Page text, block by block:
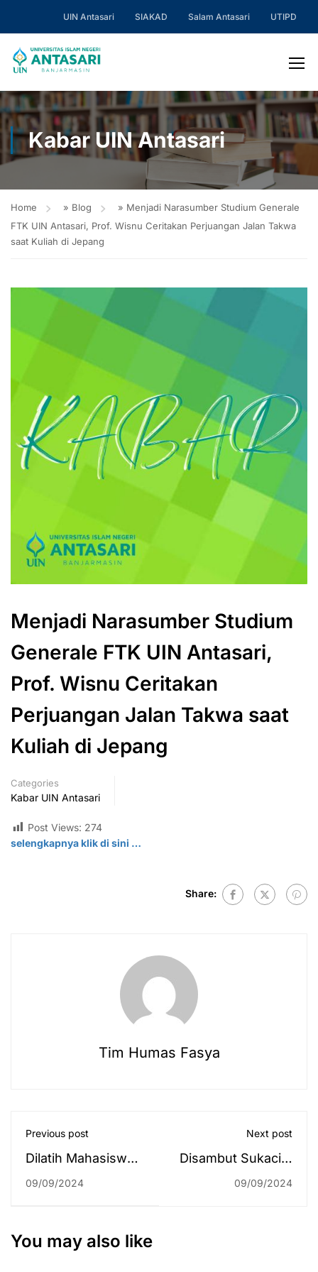
UIN Antasari SIAKAD Salam Antasari UTIPD
Kabar UIN Antasari
Home » Blog » Menjadi Narasumber Studium Generale
FTK UIN Antasari, Prof. Wisnu Ceritakan Perjuangan Jalan Takwa
saat Kuliah di Jepang
Menjadi Narasumber Studium
Generale FTK UIN Antasari,
Prof. Wisnu Ceritakan
Perjuangan Jalan Takwa saat
Kuliah di Jepang
Categories
Kabar UIN Antasari
Post Views: 274
selengkapnya klik di sini …
Share:
Tim Humas Fasya
Previous post
Dilatih Mahasiswa
KKN, para Siswa
Laksanakan
09/09/2024
Next post
Disambut Sukacita
oleh Mahasiswa,
09/09/2024
You may also like